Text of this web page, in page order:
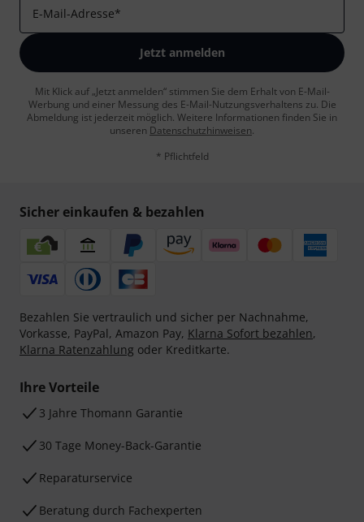
E-Mail-Adresse*
Jetzt anmelden
Mit Klick auf „Jetzt anmelden“ stimmen Sie dem Erhalt von E-Mail-
Werbung und einer Messung des E-Mail-Nutzungsverhaltens zu. Die
Abmeldung ist jederzeit möglich. Weitere Informationen finden Sie in
unseren Datenschutzhinweisen.
* Pflichtfeld
Sicher einkaufen & bezahlen
Bezahlen Sie vertraulich und sicher per Nachnahme,
Vorkasse, PayPal, Amazon Pay, Klarna Sofort bezahlen,
Klarna Ratenzahlung oder Kreditkarte.
Ihre Vorteile
3 Jahre Thomann Garantie
30 Tage Money-Back-Garantie
Reparaturservice
Beratung durch Fachexperten